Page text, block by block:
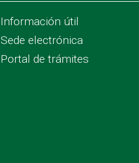
Información útil
Sede electrónica
Portal de trámites